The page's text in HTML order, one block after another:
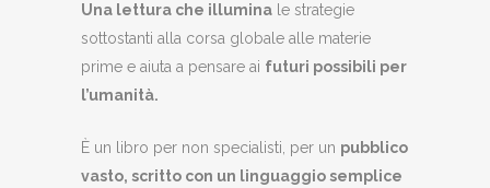
Una lettura che illumina le strategie
sottostanti alla corsa globale alle materie
prime e aiuta a pensare ai futuri possibili per
l’umanità.
È un libro per non specialisti, per un pubblico
vasto, scritto con un linguaggio semplice